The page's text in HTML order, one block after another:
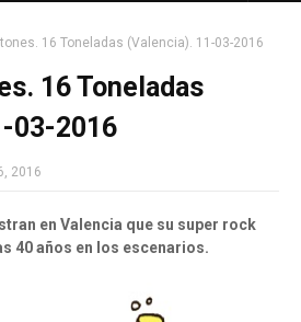
16 Toneladas (Valencia). 11-03-2016
16 Toneladas
03-2016
2016
en Valencia que su super rock
40 años en los escenarios.